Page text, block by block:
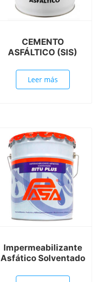
CEMENTO
ASFÁLTICO (SIS)
Leer más
Impermeabilizante
Asfático Solventado